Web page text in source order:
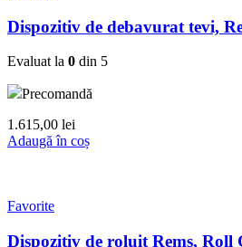
Dispozitiv de debavurat tevi,
Evaluat la 0 din 5
Precomandă
1.615,00 lei
Adaugă în coș
Favorite
Dispozitiv de roluit Rems, Roll